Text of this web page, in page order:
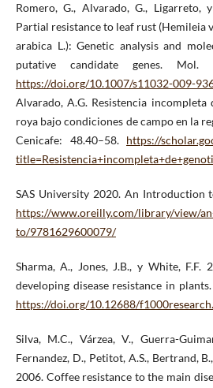
Romero, G., Alvarado, G., Ligarreto,
Partial resistance to leaf rust (Hemileia
arabica L.): Genetic analysis and
putative candidate genes. Mol.
https://doi.org/10.1007/s11032-009-
Alvarado, A.G. Resistencia
roya bajo condiciones de campo en la
Cenicafe: 48.40–58. https://
SAS University 2020. An Introduction
https://www.oreilly.com/library/view/
to/9781629600079/
Sharma, A., Jones, J.B., y White, F.F.
developing disease resistance in
https://doi.org/10.12688/
Silva, M.C., Várzea, V., Guerra-
Fernandez, D., Petitot, A.S., Bertrand,
2006. Coffee resistance to the main